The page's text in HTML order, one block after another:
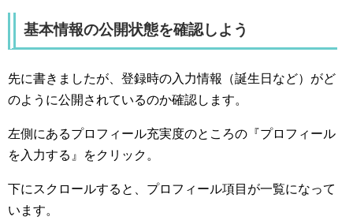
基本情報の公開状態を確認しよう
先に書きましたが、登録時の入力情報（誕生日など）がど
のように公開されているのか確認します。
左側にあるプロフィール充実度のところの『プロフィール
を入力する』をクリック。
下にスクロールすると、プロフィール項目が一覧になって
います。